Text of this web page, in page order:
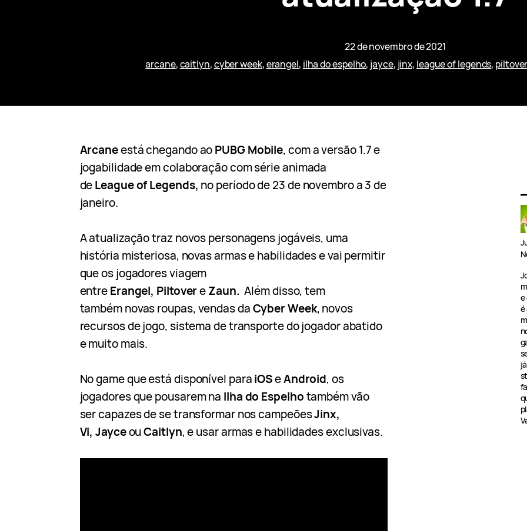
22 de novembro de 2021
arcane, caitlyn, cyber week, erangel, ilha do espelho, jayce, jinx, league of legends, piltover
Arcaneestá chegando aoPUBG Mobile, com a versão 1.7 e
jogabilidade em colaboração com série animada
deLeague of Legends, no período de 23 de novembro a 3 de
janeiro.
A atualização traz novos personagens jogáveis, uma
história misteriosa, novas armas e habilidades e vai permitir
que os jogadores viagem
entreErangel, PiltovereZaun. Além disso, tem
também novas roupas, vendas daCyber Week, novos
recursos de jogo, sistema de transporte do jogador abatido
e muito mais.
No game que está disponível paraiOSeAndroid, os
jogadores que pousarem na Ilha do Espelhotambém vão
ser capazes de se transformar nos campeõesJinx,
Vi, JayceouCaitlyn, e usar armas e habilidades exclusivas.
e
é